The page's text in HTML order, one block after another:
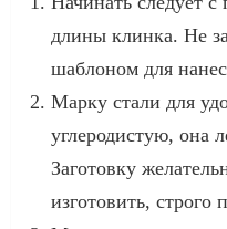
длины клинка. Не
шаблоном для
Марку стали для
углеродистую, она
Заготовку
изготовить,